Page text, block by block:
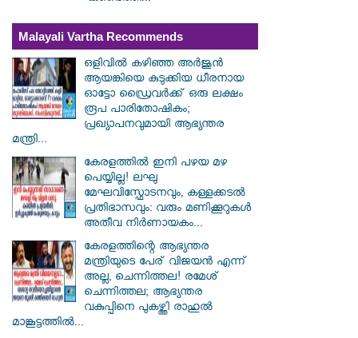
Malayali Vartha Recommends
ഒളിവിൽ കഴിഞ്ഞ അർജുൻ
ആയങ്കിയെ കുടുക്കിയ ധീരനായ
ഓട്ടോ ഡ്രൈവർക്ക് ഒരു ലക്ഷം
രൂപ പാരിതോഷികം;
പ്രഖ്യാപനവുമായി ആഭ്യന്തര
മന്ത്രി...
കേരളത്തിൽ ഇനി പഴയ മഴ
പെയ്യില്ല! ലഘു
മേഘവിസ്ഫോടനവും, കള്ളക്കടൽ
പ്രതിഭാസവും: വരും മണിക്കൂറുകൾ
അതീവ നിർണായകം...
കേരളത്തിന്റെ ആഭ്യന്തര
മന്ത്രിയുടെ പേര് വിജയൻ എന്ന്
അല്ല, ചെന്നിത്തല! രമേശ്
ചെന്നിത്തല; ആഭ്യന്തര
വകുപ്പിനെ പുകഴ്ത്തി രാഹുൽ
മാങ്കൂട്ടത്തിൽ...